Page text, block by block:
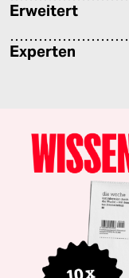
Erweitert
Experten